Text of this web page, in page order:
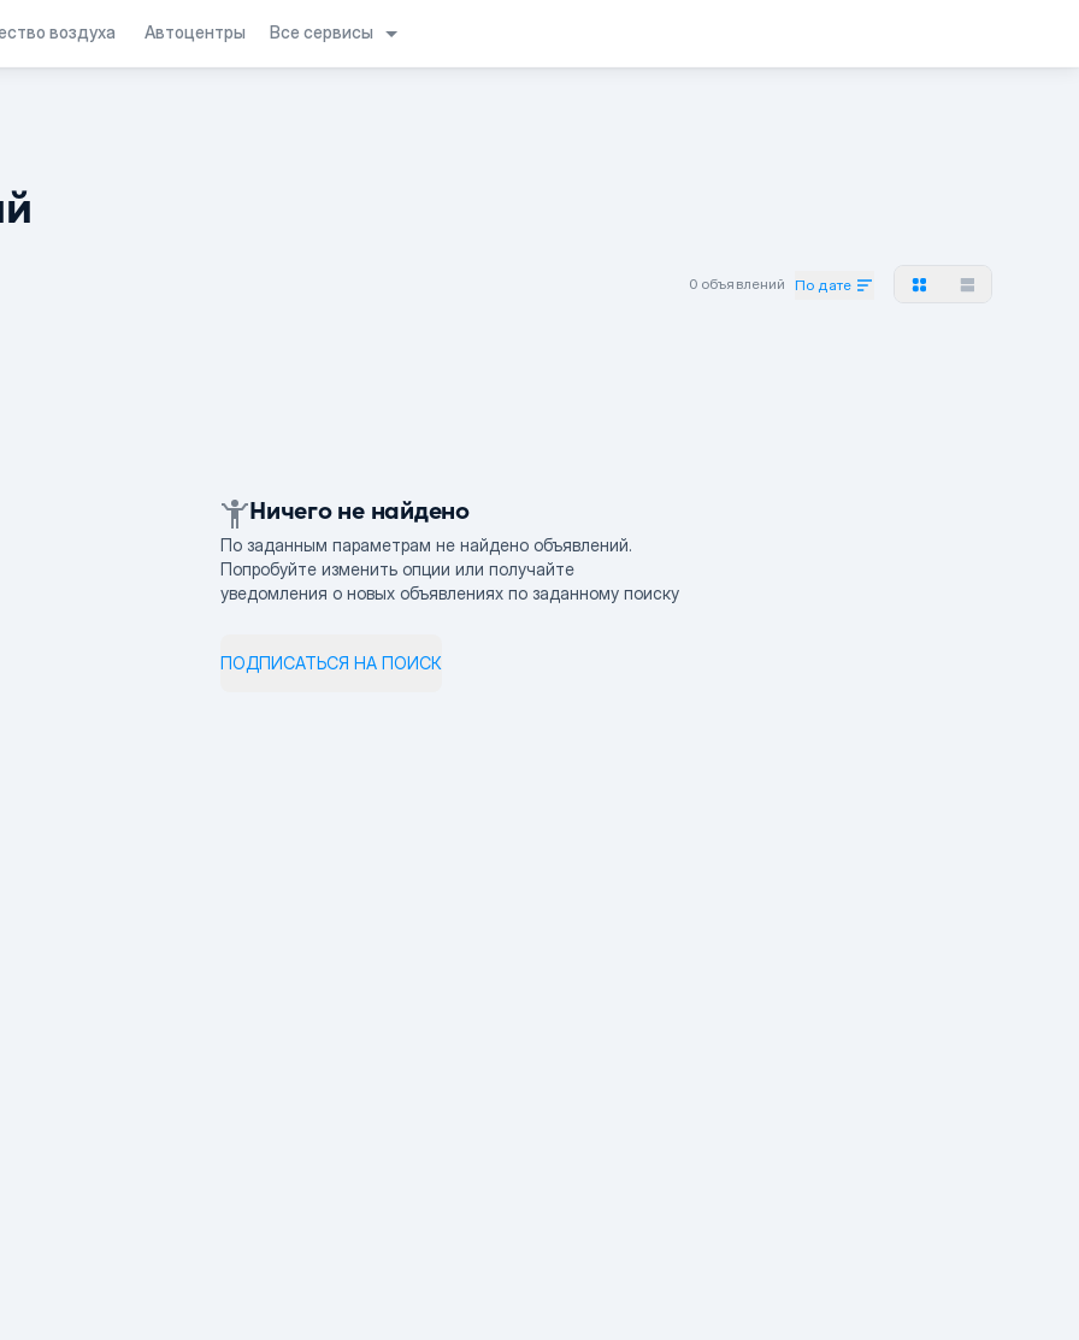
воздуха Автоцентры Все сервисы
0 объявлений По дате
Ничего не найдено
По заданным параметрам не найдено объявлений.
Попробуйте изменить опции или получайте
уведомления о новых объявлениях по заданному поиску
ПОДПИСАТЬСЯ НА ПОИСК